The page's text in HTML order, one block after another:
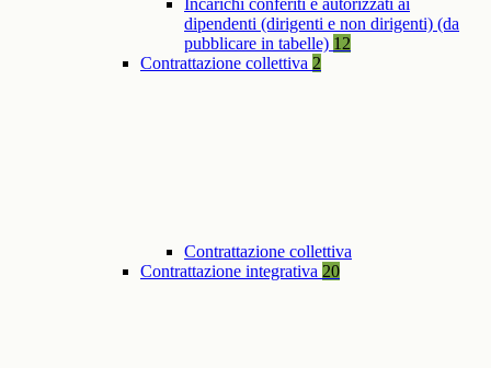
Incarichi conferiti e autorizzati ai
dipendenti (dirigenti e non dirigenti) (da
pubblicare in tabelle) 12
Contrattazione collettiva 2
Contrattazione collettiva
Contrattazione integrativa 20